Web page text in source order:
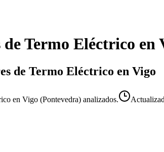
deTermo Eléctrico en
de Termo Eléctrico en Vigo
en Vigo (Pontevedra) analizados.